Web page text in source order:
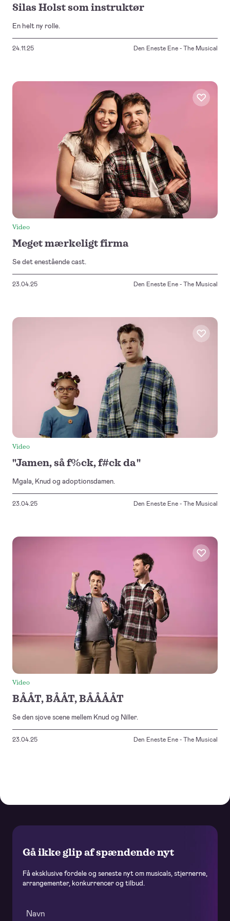
Silas Holst som instruktør
En helt ny rolle.
24.11.25 Den Eneste Ene - The Musical
Video
Meget mærkeligt firma
Se det enestående cast.
23.04.25 Den Eneste Ene - The Musical
Video
"Jamen, så f%ck, f#ck da "
Mgala, Knud og adoptionsdamen.
23.04.25 Den Eneste Ene - The Musical
Video
BÅÅT, BÅÅT, BÅÅÅÅT
Se den sjove scene mellem Knud og Niller.
23.04.25 Den Eneste Ene - The Musical
Gå ikke glip af spændende nyt
Få eksklusive fordele og seneste nyt om musicals, stjernerne,
arrangementer, konkurrencer og tilbud.